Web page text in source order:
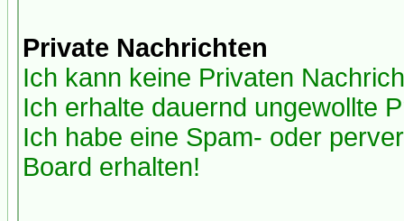
Private Nachrichten
Ich kann keine Privaten
Ich erhalte dauernd ungewollte
Ich habe eine Spam- oder
Board erhalten!